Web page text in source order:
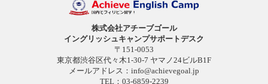
株式会社アチーブゴール
イングリッシュキャンプサポートデスク
〒151-0053
東京都渋谷区代々木1-30-7 ヤマノ24ビルB1F
メールアドレス： info@achievegoal.jp
TEL：03-6859-2239